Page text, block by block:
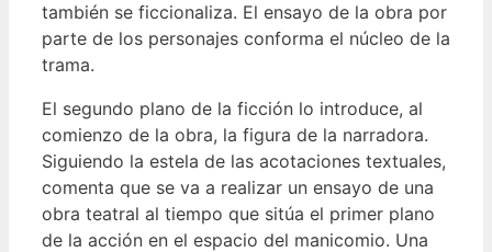
también se ficcionaliza. El ensayo de la obra por
parte de los personajes conforma el núcleo de la
trama.
El segundo plano de la ficción lo introduce, al
comienzo de la obra, la figura de la narradora.
Siguiendo la estela de las acotaciones textuales,
comenta que se va a realizar un ensayo de una
obra teatral al tiempo que sitúa el primer plano
de la acción en el espacio del manicomio. Una